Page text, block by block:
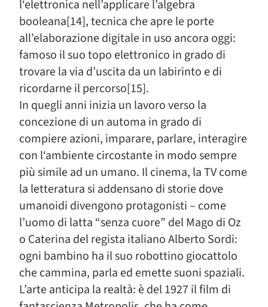
l‘elettronica nell’applicare l’algebra
booleana[14], tecnica che apre le porte
all’elaborazione digitale in uso ancora oggi:
famoso il suo topo elettronico in grado di
trovare la via d’uscita da un labirinto e di
ricordarne il percorso[15].
In quegli anni inizia un lavoro verso la
concezione di un automa in grado di
compiere azioni, imparare, parlare, interagire
con l‘ambiente circostante in modo sempre
più simile ad un umano. Il cinema, la TV come
la letteratura si addensano di storie dove
umanoidi divengono protagonisti – come
l’uomo di latta “senza cuore” del Mago di Oz
o Caterina del regista italiano Alberto Sordi:
ogni bambino ha il suo robottino giocattolo
che cammina, parla ed emette suoni spaziali.
L’arte anticipa la realtà: è del 1927 il film di